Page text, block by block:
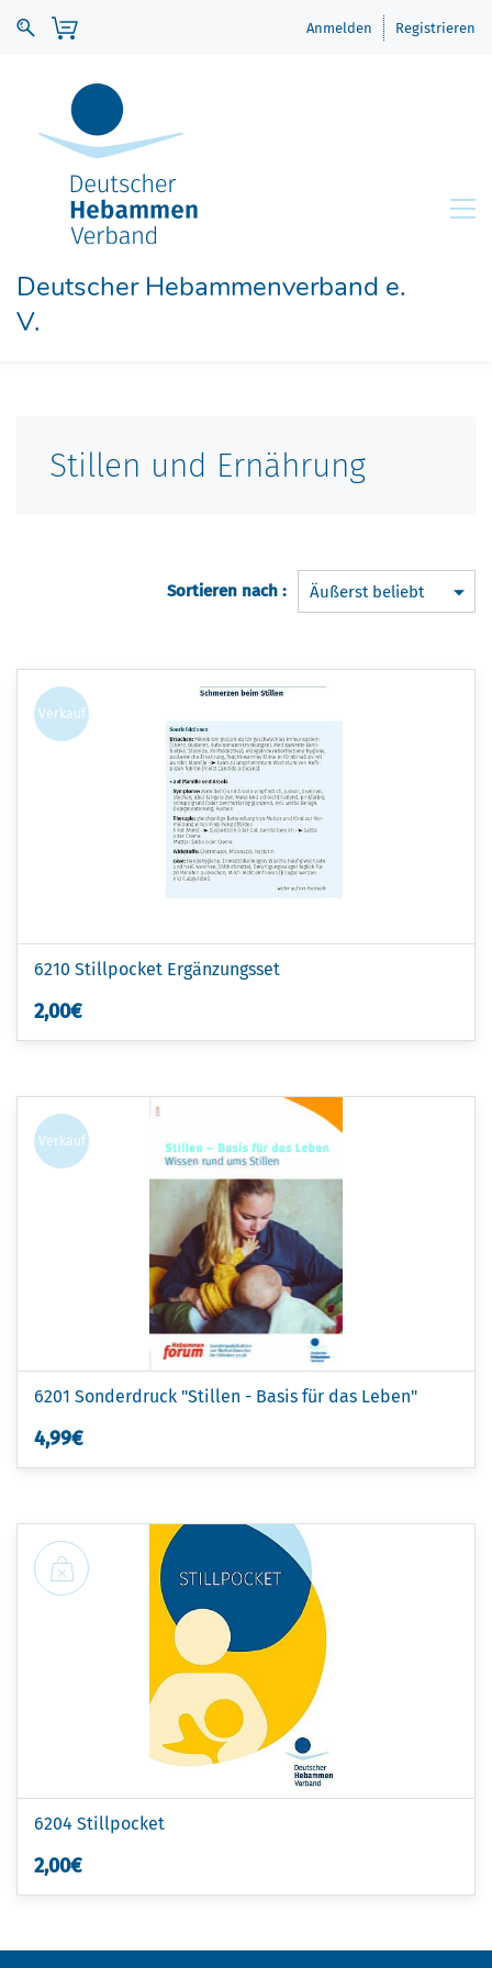
Anmelden Registrieren
Deutscher Hebammenverband e.
V.
Stillen und Ernährung
Sortieren nach :
Verkauf
6210 Stillpocket Ergänzungsset
2,00€
Verkauf
6201 Sonderdruck "Stillen - Basis für das Leben"
4,99€
6204 Stillpocket
2,00€